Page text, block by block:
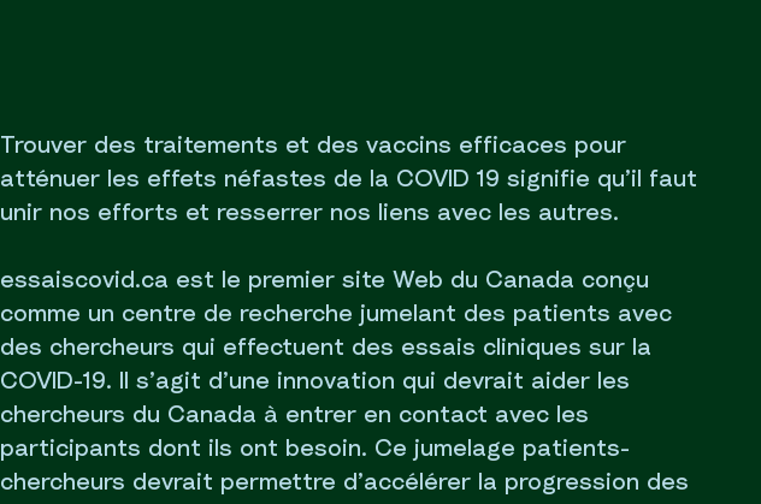
Trouver des traitements et des vaccins efficaces pour
atténuer les effets néfastes de la COVID 19 signifie qu’il faut
unir nos efforts et resserrer nos liens avec les autres.
essaiscovid.ca est le premier site Web du Canada conçu
comme un centre de recherche jumelant des patients avec
des chercheurs qui effectuent des essais cliniques sur la
COVID-19. Il s’agit d’une innovation qui devrait aider les
chercheurs du Canada à entrer en contact avec les
participants dont ils ont besoin. Ce jumelage patients-
chercheurs devrait permettre d’accélérer la progression des